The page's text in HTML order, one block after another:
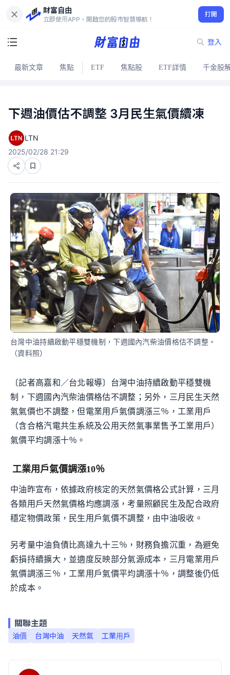
財富自由
立即使用APP，開啟您的股市智慧導航！
打開
登入
最新文章 焦點 ETF 焦點股 ETF詳情 千金股
下週油價估不調整 3月民生氣價續凍
LTN
2025/02/28 21:29
台灣中油持續啟動平穩雙機制，下週國內汽柴油價格估不調整。
（資料照）
〔記者高嘉和／台北報導〕台灣中油持續啟動平穩雙機
制，下週國內汽柴油價格估不調整；另外，三月民生天然
氣氣價也不調整，但電業用戶氣價調漲三％，工業用戶
（含合格汽電共生系統及公用天然氣事業售予工業用戶）
氣價平均調漲十％。
工業用戶氣價調漲10％
中油昨宣布，依據政府核定的天然氣價格公式計算，三月
各類用戶天然氣價格均應調漲，考量照顧民生及配合政府
穩定物價政策，民生用戶氣價不調整，由中油吸收。
另考量中油負債比高達九十三％，財務負擔沉重，為避免
虧損持續擴大，並適度反映部分氣源成本，三月電業用戶
氣價調漲三％，工業用戶氣價平均調漲十％，調整後仍低
於成本。
關聯主題
油價 台灣中油 天然氣 工業用戶